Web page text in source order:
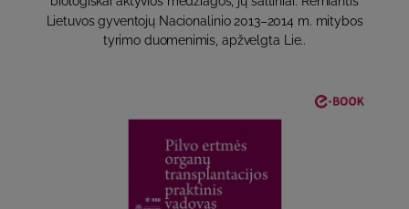
Lietuvos gyventojų Nacionalinio 2013–2014 m. mitybos
tyrimo duomenimis, apžvelgta Lie..